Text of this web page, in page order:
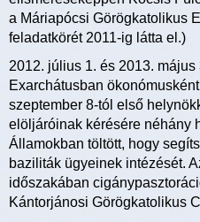
a Máriapócsi Görögkatolikus
feladatkörét 2011-ig látta el.)
2012. július 1. és 2013.
Exarchátusban
szeptember 8-tól első
elöljáróinak kérésére néhány
Államokban töltött, hogy
baziliták ügyeinek intézését.
időszakában
Kántorjánosi Görögkatolikus